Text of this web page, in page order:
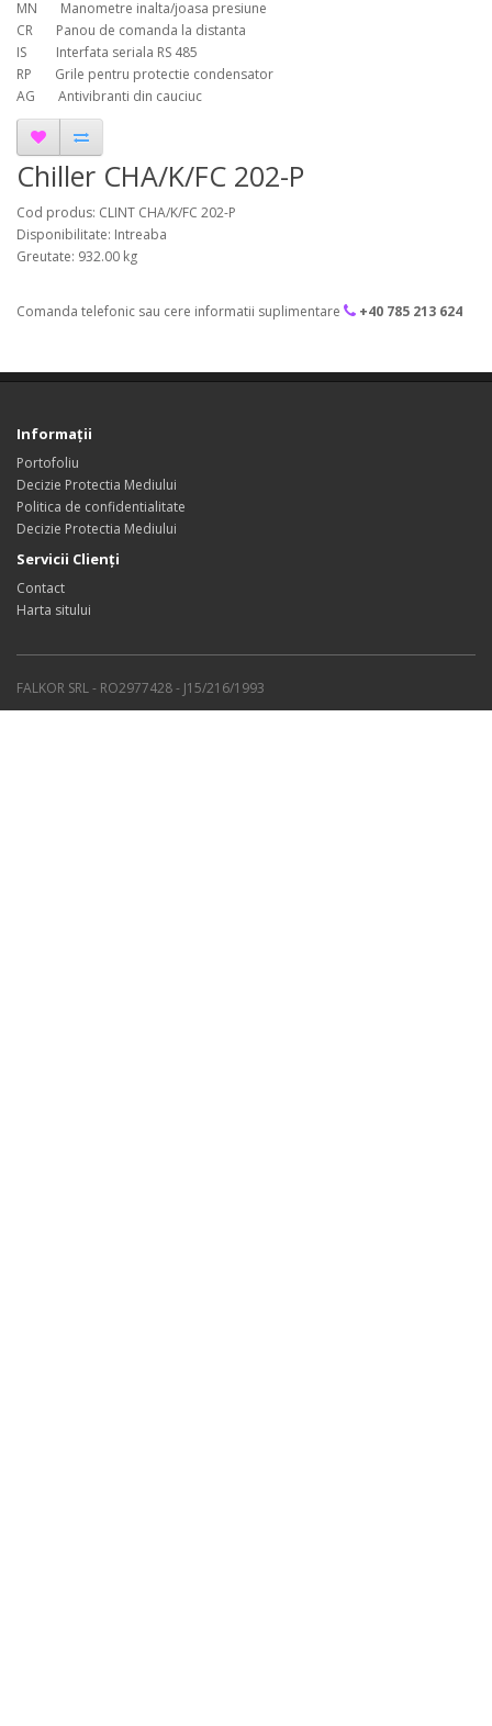
MN Manometre inalta/joasa presiune
CR Panou de comanda la distanta
IS Interfata seriala RS 485
RP Grile pentru protectie condensator
AG Antivibranti din cauciuc
Chiller CHA/K/FC 202-P
Cod produs: CLINT CHA/K/FC 202-P
Disponibilitate: Intreaba
Greutate: 932.00 kg
Comanda telefonic sau cere informatii suplimentare +40 785 213 624
Informaţii
Portofoliu
Decizie Protectia Mediului
Politica de confidentialitate
Decizie Protectia Mediului
Servicii Clienţi
Contact
Harta sitului
FALKOR SRL - RO2977428 - J15/216/1993